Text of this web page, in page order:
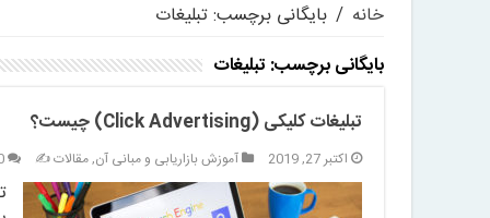
خانه / بایگانی برچسب: تبلیغات
بایگانی برچسب: تبلیغات
تبلیغات کلیکی (Click Advertising) چیست؟
اکتبر 27, 2019 آموزش بازاریابی و مبانی آن,مقالات ✍️